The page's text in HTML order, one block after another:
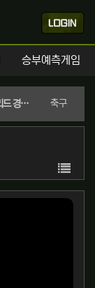
승부예측게임
11월 10일 (월) SPA D1 라요 바예카노 vs 레알 마드리드 경기분석 | 실시간 스포츠중계 축구분류
목록